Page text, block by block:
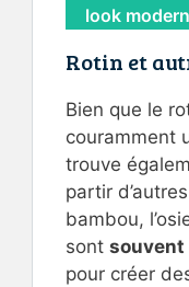
look
Rotin et
Bien que le
couramment
trouve
partir
bambou,
sont souvent
pour créer